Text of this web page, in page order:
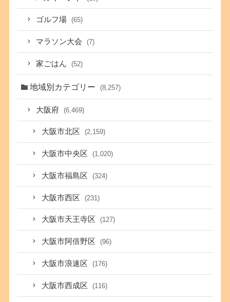
ゴルフ場 (65)
マラソン大会 (7)
家ごはん (52)
地域別カテゴリー (8,257)
大阪府 (6,469)
大阪市北区 (2,159)
大阪市中央区 (1,020)
大阪市福島区 (324)
大阪市西区 (231)
大阪市天王寺区 (127)
大阪市阿倍野区 (96)
大阪市浪速区 (176)
大阪市西成区 (116)